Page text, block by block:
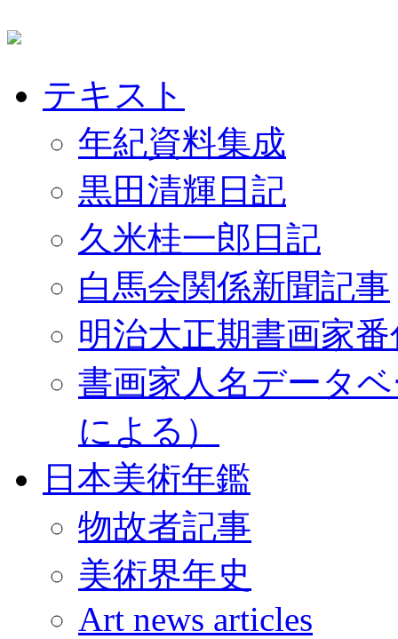
テキスト
年紀資料集成
黒田清輝日記
久米桂一郎日記
白馬会関係新聞記事
明治大正期書画家
書画家人名データ
による）
日本美術年鑑
物故者記事
美術界年史
Art news articles